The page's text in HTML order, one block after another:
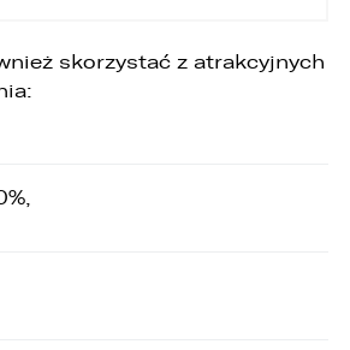
skorzystać z atrakcyjnych
samochody.